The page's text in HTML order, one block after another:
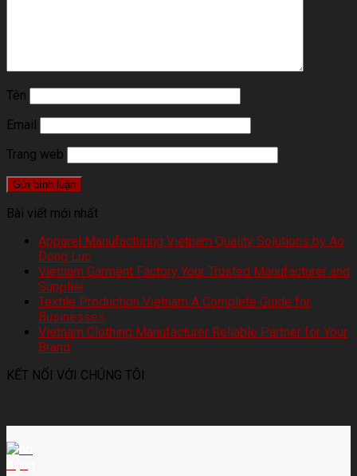
Tên
Email
Trang web
Bài viết mới nhất
Apparel Manufacturing Vietnam Quality Solutions by Ao
Dong Luc
Vietnam Garment Factory Your Trusted Manufacturer and
Supplier
Textile Production Vietnam A Complete Guide for
Businesses
Vietnam Clothing Manufacturer Reliable Partner for Your
Brand
KẾT NỐI VỚI CHÚNG TÔI